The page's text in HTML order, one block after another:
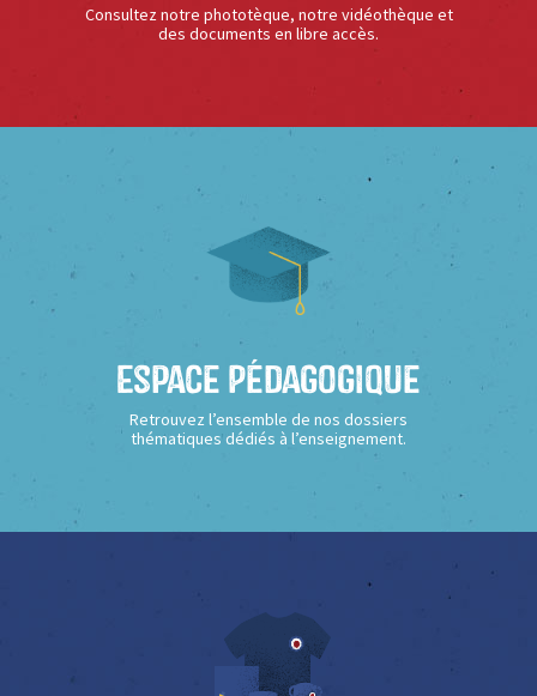
Consultez notre phototèque, notre vidéothèque et
des documents en libre accès.
Espace Pédagogique
Retrouvez l’ensemble de nos dossiers
thématiques dédiés à l’enseignement.